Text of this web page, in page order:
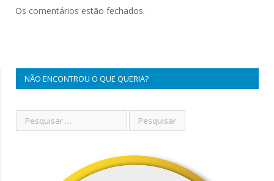
Os comentários estão fechados.
NÃO ENCONTROU O QUE QUERIA?